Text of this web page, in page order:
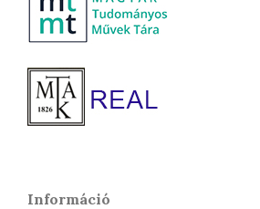
Információ